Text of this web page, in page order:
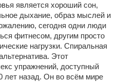
является хороший сон,
дыхание, образ мыслей и
сегодня одни люди
фитнесом, другим просто
нагрузки. Спиральная
Этот
упражнений, доступный
лет назад. Он во всём мире